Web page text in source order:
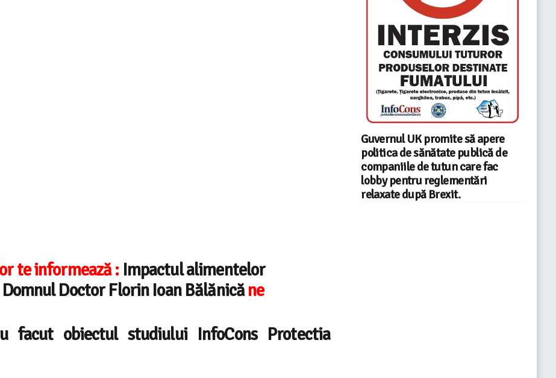
te informează : Impactul alimentelor
Doctor Florin Ioan Bălănicăne
facut obiectul studiului InfoCons Protectia
Guvernul UK promite să apere
politica de sănătate publică de
companiile de tutun care fac
lobby pentru reglementări
relaxate după Brexit.